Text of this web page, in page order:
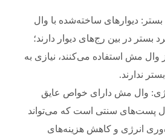
بستر: دیوارهای ساخته‌شده با وال
بستر در بین رج‌های دیوار دارند؛
وال مش استفاده می‌کنند، نیازی به
ندارند.
وال مش دارای خواص عایق
پست‌های سنتی است که می‌تواند
انرژی و کاهش هزینه‌های